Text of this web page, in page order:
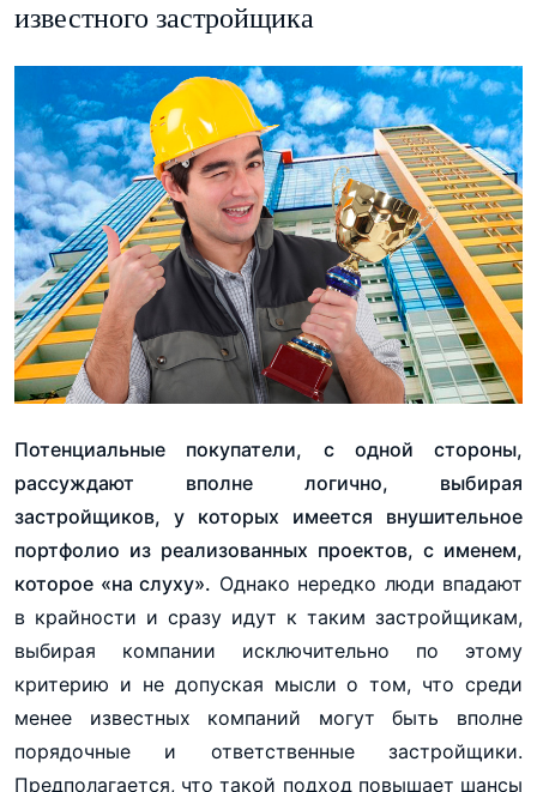
известного застройщика
Потенциальные покупатели, с одной стороны,
рассуждают вполне логично, выбирая
застройщиков, у которых имеется внушительное
портфолио из реализованных проектов, с именем,
которое «на слуху». Однако нередко люди впадают
в крайности и сразу идут к таким застройщикам,
выбирая компании исключительно по этому
критерию и не допуская мысли о том, что среди
менее известных компаний могут быть вполне
порядочные и ответственные застройщики.
Предполагается, что такой подход повышает шансы